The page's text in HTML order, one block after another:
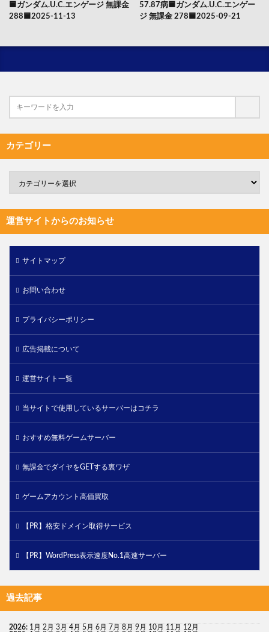
🟦ガンダム.U.C.エンゲージ 無課金
288🟦2025-11-13
57.87病🟦ガンダム.U.C.エンゲー
ジ 無課金 278🟦2025-09-21
カテゴリー
運営サイトからのお知らせ
サイトマップ
お問い合わせ
プライバシーポリシー
広告掲載について
運営サイト一覧
当サイトで使用しているサーバーはコチラ
おすすめ無料ゲームサーバー
無課金でダイヤをGETする裏ワザ
ゲームアカウント高価買取
【PR】格安ドメイン取得サービス
【PR】WordPress表示速度No.1高速サーバー
過去記事
2026: 1月 2月 3月 4月 5月 6月 7月 8月 9月 10月 11月 12月